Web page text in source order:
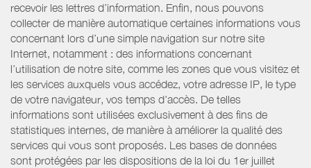
recevoir les lettres d’information. Enfin, nous pouvons
collecter de manière automatique certaines informations vous
concernant lors d’une simple navigation sur notre site
Internet, notamment : des informations concernant
l’utilisation de notre site, comme les zones que vous visitez et
les services auxquels vous accédez, votre adresse IP, le type
de votre navigateur, vos temps d'accès. De telles
informations sont utilisées exclusivement à des fins de
statistiques internes, de manière à améliorer la qualité des
services qui vous sont proposés. Les bases de données
sont protégées par les dispositions de la loi du 1er juillet